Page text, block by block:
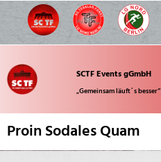
Zum
springen
SCTF Events gGmbH
„Gemeinsam läuft´s besser“
Proin Sodales Quam